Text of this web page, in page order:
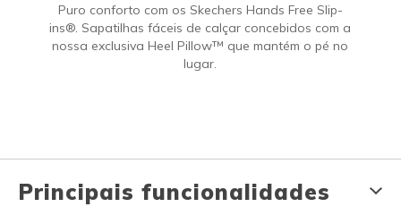
Puro conforto com os Skechers Hands Free Slip-
ins®. Sapatilhas fáceis de calçar concebidos com a
nossa exclusiva Heel Pillow™ que mantém o pé no
lugar.
Principais funcionalidades